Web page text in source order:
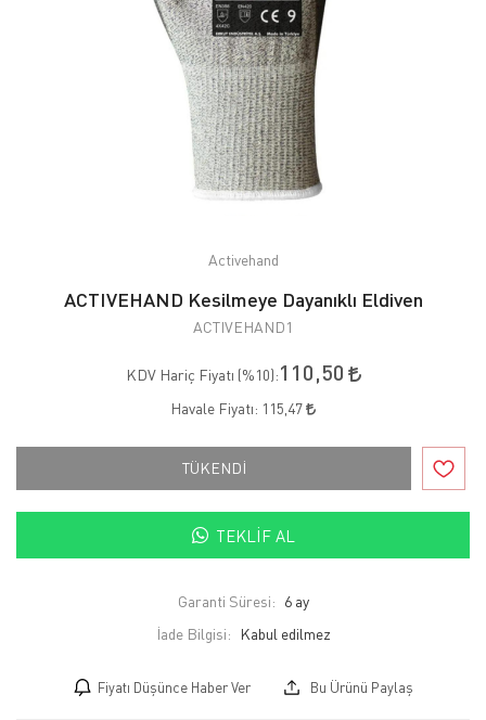
Activehand
ACTIVEHAND Kesilmeye Dayanıklı Eldiven
ACTIVEHAND1
KDV Hariç Fiyatı (%10):110,50
Havale Fiyatı: 115,47
TÜKENDİ
TEKLIF AL
Garanti Süresi: 6 ay
İade Bilgisi:
Fiyatı Düşünce Haber Ver Bu Ürünü Paylaş